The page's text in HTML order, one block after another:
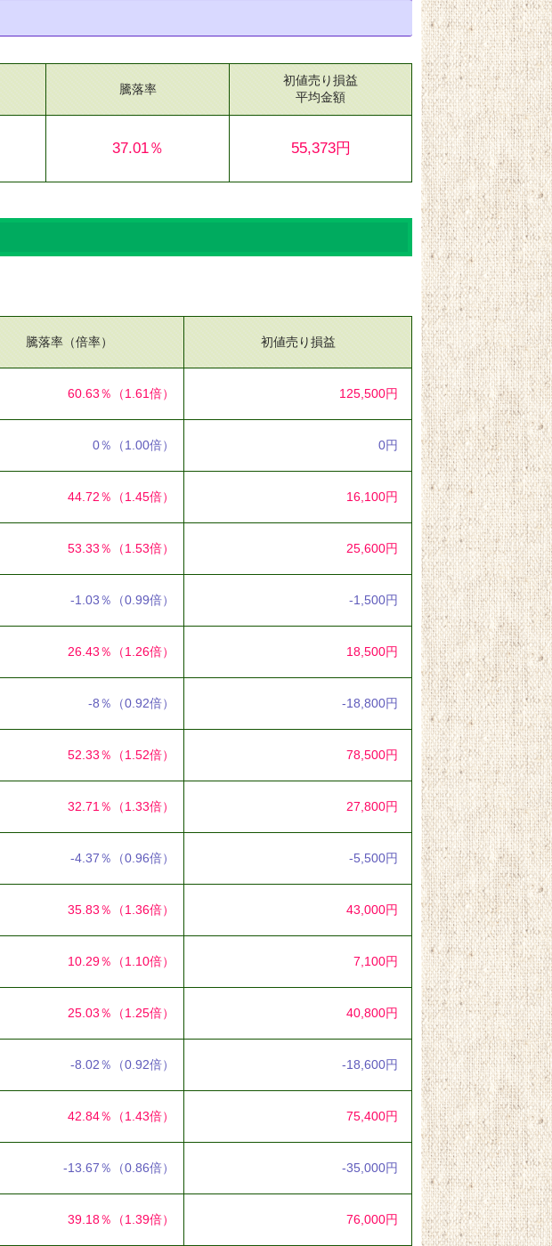
騰落率
37.01％
初値売り損益
平均金額
55,373円
騰落率（倍率） 初値売り損益
60.63％ （1.61倍） 125,500円
0％ （1.00倍） 0円
44.72％ （1.45倍） 16,100円
53.33％ （1.53倍） 25,600円
-1.03％ （0.99倍） -1,500円
26.43％ （1.26倍） 18,500円
-8％ （0.92倍） -18,800円
52.33％ （1.52倍） 78,500円
32.71％ （1.33倍） 27,800円
-4.37％ （0.96倍） -5,500円
35.83％ （1.36倍） 43,000円
10.29％ （1.10倍） 7,100円
25.03％ （1.25倍） 40,800円
-8.02％ （0.92倍） -18,600円
42.84％ （1.43倍） 75,400円
-13.67％ （0.86倍） -35,000円
39.18％ （1.39倍） 76,000円